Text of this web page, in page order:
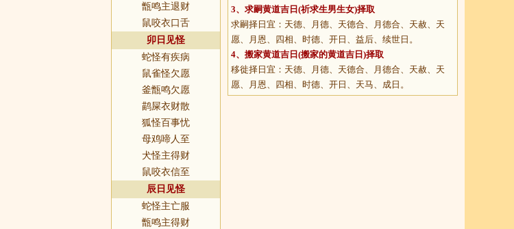
甑鸣主退财
鼠咬衣口舌
卯日见怪
蛇怪有疾病
鼠雀怪欠愿
釜甑鸣欠愿
鹋屎衣财散
狐怪百事忧
母鸡啼人至
犬怪主得财
鼠咬衣信至
辰日见怪
蛇怪主亡服
甑鸣主得财
3、 求嗣黄道吉日 (祈求生男生女)择取
求嗣择日宜：天德、月德、天德合、月德合、天赦、天
愿、月恩、四相、时德、开日、益后、续世日。
4、 搬家黄道吉日 (搬家的黄道吉日)择取
移徙择日宜：天德、月德、天德合、月德合、天赦、天
愿、月恩、四相、时德、开日、天马、成日。